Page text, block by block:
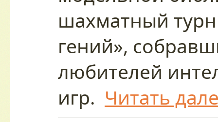
шахматный
гений»,
любителей
игр. Читать